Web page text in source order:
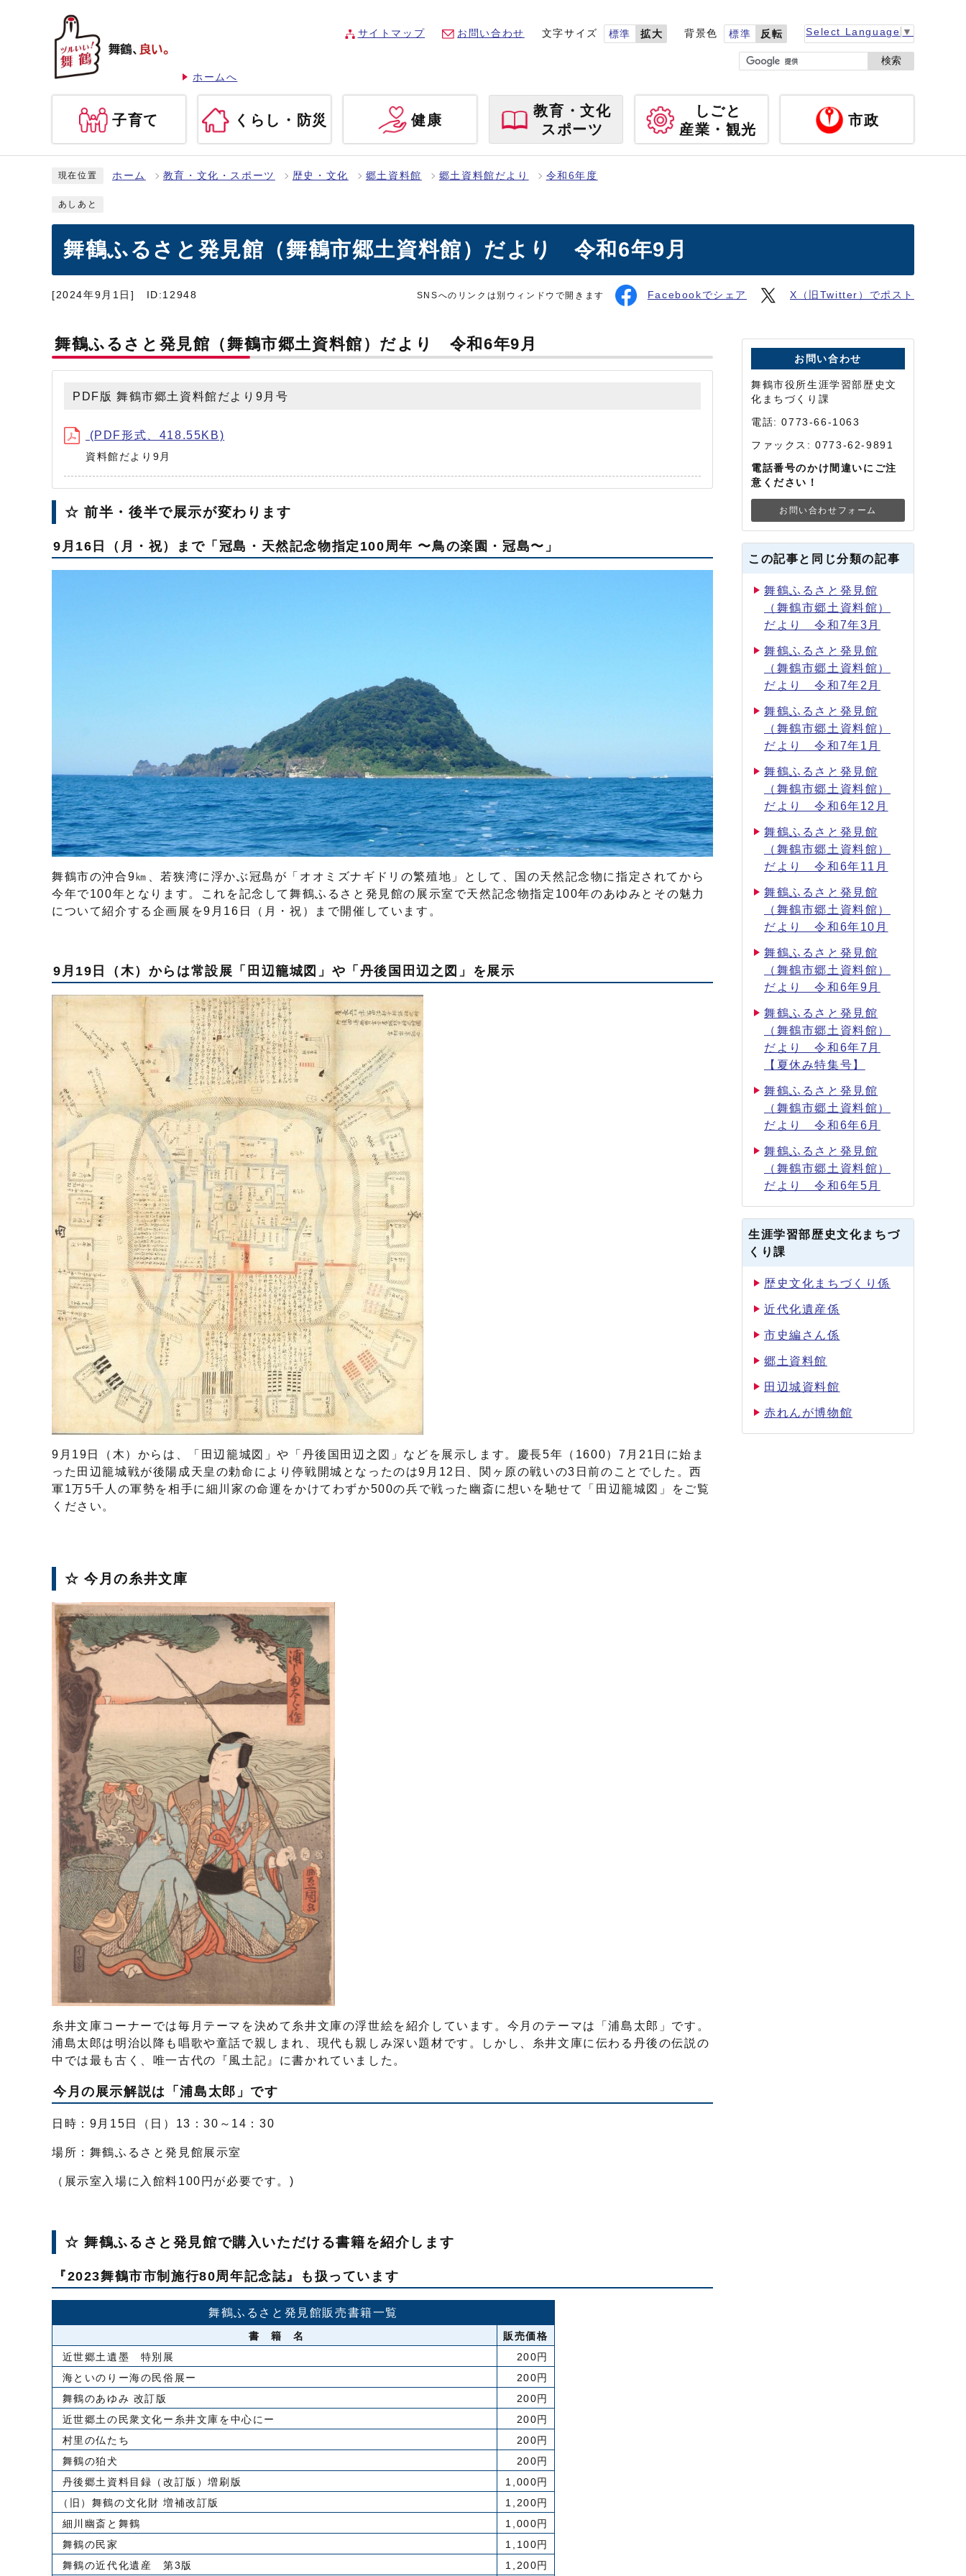
ホームへ
サイトマップ お問い合わせ 文字サイズ 標準 拡大 背景色 標準 反転 Select Language ▼
検索
子育て くらし・防災 健康
教育・文化
スポーツ
しごと
産業・観光
市政
現在位置 ホーム 教育・文化・スポーツ 歴史・文化 郷土資料館 郷土資料館だより 令和6年度
あしあと
舞鶴ふるさと発見館（舞鶴市郷土資料館）だより 令和6年9月
[2024年9月1日] ID:12948 SNSへのリンクは別ウィンドウで開きます Facebookでシェア X（旧Twitter）でポスト
舞鶴ふるさと発見館（舞鶴市郷土資料館）だより 令和6年9月
PDF版 舞鶴市郷土資料館だより9月号
(PDF形式、418.55KB)
資料館だより9月
☆ 前半・後半で展示が変わります
9月16日（月・祝）まで「冠島・天然記念物指定100周年 〜鳥の楽園・冠島〜」
舞鶴市の沖合9㎞、若狭湾に浮かぶ冠島が「オオミズナギドリの繁殖地」として、国の天然記念物に指定されてから
今年で100年となります。これを記念して舞鶴ふるさと発見館の展示室で天然記念物指定100年のあゆみとその魅力
について紹介する企画展を9月16日（月・祝）まで開催しています。
9月19日（木）からは常設展「田辺籠城図」や「丹後国田辺之図」を展示
9月19日（木）からは、「田辺籠城図」や「丹後国田辺之図」などを展示します。慶長5年（1600）7月21日に始ま
った田辺籠城戦が後陽成天皇の勅命により停戦開城となったのは9月12日、関ヶ原の戦いの3日前のことでした。西
軍1万5千人の軍勢を相手に細川家の命運をかけてわずか500の兵で戦った幽斎に想いを馳せて「田辺籠城図」をご覧
ください。
☆ 今月の糸井文庫
糸井文庫コーナーでは毎月テーマを決めて糸井文庫の浮世絵を紹介しています。今月のテーマは「浦島太郎」です。
浦島太郎は明治以降も唱歌や童話で親しまれ、現代も親しみ深い題材です。しかし、糸井文庫に伝わる丹後の伝説の
中では最も古く、唯一古代の『風土記』に書かれていました。
今月の展示解説は「浦島太郎」です
日時：9月15日（日）13：30～14：30
場所：舞鶴ふるさと発見館展示室
（展示室入場に入館料100円が必要です。)
☆ 舞鶴ふるさと発見館で購入いただける書籍を紹介します
『2023舞鶴市市制施行80周年記念誌』も扱っています
舞鶴ふるさと発見館販売書籍一覧
書 籍 名
販売価格
近世郷土遺墨 特別展
200円
海といのりー海の民俗展ー
200円
舞鶴のあゆみ 改訂版
200円
近世郷土の民衆文化ー糸井文庫を中心にー
200円
村里の仏たち
200円
舞鶴の狛犬
200円
丹後郷土資料目録（改訂版）増刷版
1,000円
（旧）舞鶴の文化財 増補改訂版
1,200円
細川幽斎と舞鶴
1,000円
舞鶴の民家
1,100円
舞鶴の近代化遺産 第3版
1,200円
お問い合わせ
舞鶴市役所生涯学習部歴史文
化まちづくり課
電話: 0773-66-1063
ファックス: 0773-62-9891
電話番号のかけ間違いにご注
意ください！
お問い合わせフォーム
この記事と同じ分類の記事
舞鶴ふるさと発見館
（舞鶴市郷土資料館）
だより 令和7年3月
舞鶴ふるさと発見館
（舞鶴市郷土資料館）
だより 令和7年2月
舞鶴ふるさと発見館
（舞鶴市郷土資料館）
だより 令和7年1月
舞鶴ふるさと発見館
（舞鶴市郷土資料館）
だより 令和6年12月
舞鶴ふるさと発見館
（舞鶴市郷土資料館）
だより 令和6年11月
舞鶴ふるさと発見館
（舞鶴市郷土資料館）
だより 令和6年10月
舞鶴ふるさと発見館
（舞鶴市郷土資料館）
だより 令和6年9月
舞鶴ふるさと発見館
（舞鶴市郷土資料館）
だより 令和6年7月
【夏休み特集号】
舞鶴ふるさと発見館
（舞鶴市郷土資料館）
だより 令和6年6月
舞鶴ふるさと発見館
（舞鶴市郷土資料館）
だより 令和6年5月
生涯学習部歴史文化まちづ
くり課
歴史文化まちづくり係
近代化遺産係
市史編さん係
郷土資料館
田辺城資料館
赤れんが博物館